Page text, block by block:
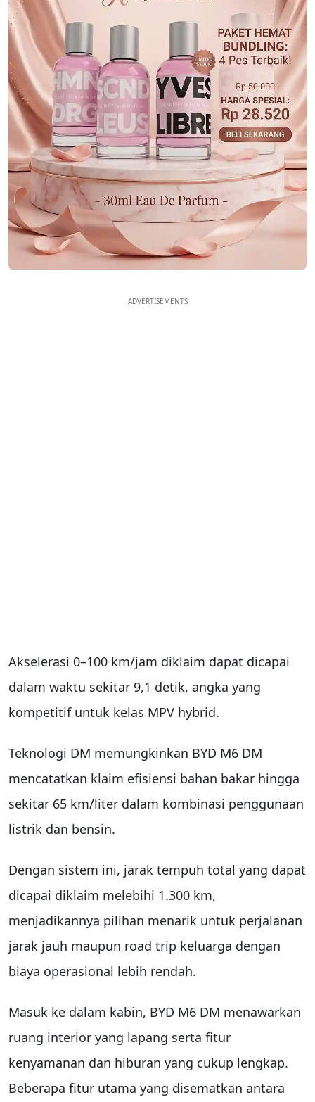
ADVERTISEMENTS
Akselerasi 0–100 km/jam diklaim dapat dicapai
dalam waktu sekitar 9,1 detik, angka yang
kompetitif untuk kelas MPV hybrid.
Teknologi DM memungkinkan BYD M6 DM
mencatatkan klaim efisiensi bahan bakar hingga
sekitar 65 km/liter dalam kombinasi penggunaan
listrik dan bensin.
Dengan sistem ini, jarak tempuh total yang dapat
dicapai diklaim melebihi 1.300 km,
menjadikannya pilihan menarik untuk perjalanan
jarak jauh maupun road trip keluarga dengan
biaya operasional lebih rendah.
Masuk ke dalam kabin, BYD M6 DM menawarkan
ruang interior yang lapang serta fitur
kenyamanan dan hiburan yang cukup lengkap.
Beberapa fitur utama yang disematkan antara